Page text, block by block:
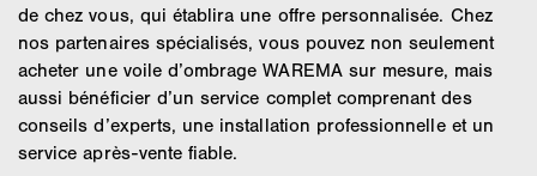
de chez vous, qui établira une offre personnalisée. Chez
nos partenaires spécialisés, vous pouvez non seulement
acheter une voile d’ombrage WAREMA sur mesure, mais
aussi bénéficier d’un service complet comprenant des
conseils d’experts, une installation professionnelle et un
service après-vente fiable.